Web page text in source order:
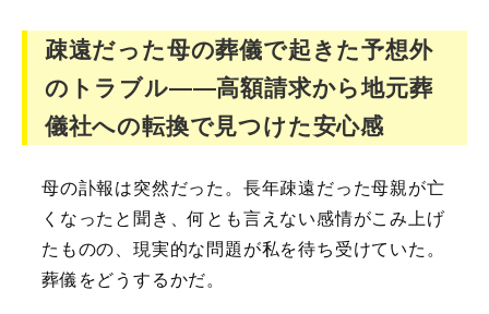
疎遠だった母の葬儀で起きた予想外
のトラブル――高額請求から地元葬
儀社への転換で見つけた安心感
母の訃報は突然だった。長年疎遠だった母親が亡
くなったと聞き、何とも言えない感情がこみ上げ
たものの、現実的な問題が私を待ち受けていた。
葬儀をどうするかだ。